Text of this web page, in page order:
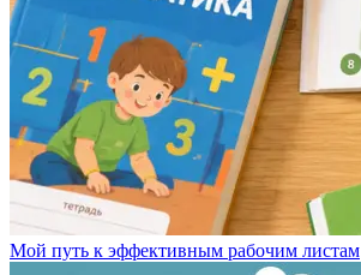
Мой путь к эффективным рабочим листам